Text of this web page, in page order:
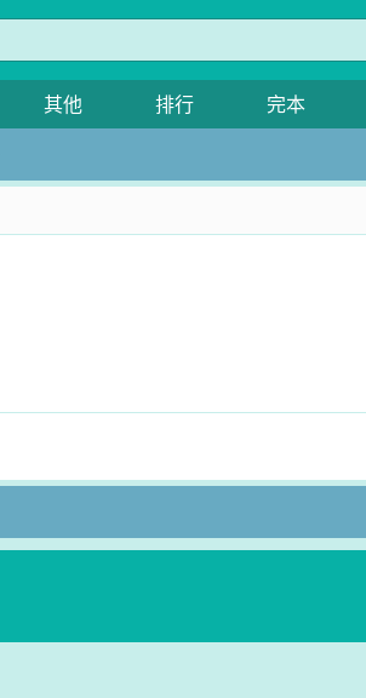
其他 排行 完本